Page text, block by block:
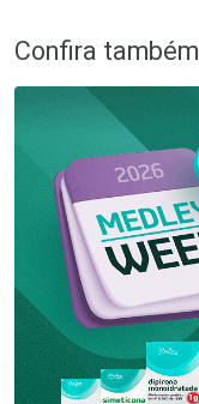
Confira também